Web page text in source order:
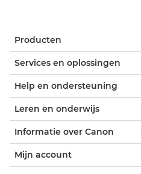
Producten
Services en oplossingen
Help en ondersteuning
Leren en onderwijs
Informatie over Canon
Mijn account